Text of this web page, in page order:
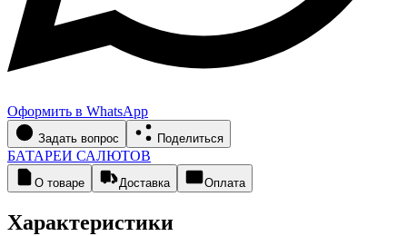
Оформить в WhatsApp
Задать вопрос Поделиться
БАТАРЕИ САЛЮТОВ
О товаре Доставка Оплата
Характеристики